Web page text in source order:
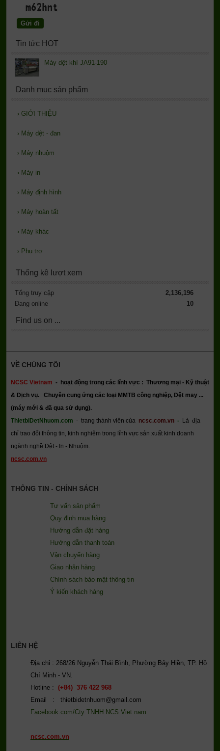
Tin tức HOT
Máy dệt khí JA91-190
Danh mục sản phẩm
› GIỚI THIỆU
› Máy dệt - đan
› Máy nhuộm
› Máy in
› Máy định hình
› Máy hoàn tất
› Máy khác
› Phụ trợ
Thống kê lượt xem
Tổng truy cập
2,136,196
Đang online
10
Find us on ...
VỀ CHÚNG TÔI
NCSC Vietnam - hoạt động trong các lĩnh vực : Thương mại - Kỹ thuật
& Dịch vụ. Chuyên cung ứng các loại MMTB công nghiệp, Dệt may ...
(máy mới & đã qua sử dụng).
ThietbiDetNhuom.com - trang thành viên của ncsc.com.vn- Là địa
chỉ trao đổi thông tin, kinh nghiệm trong lĩnh vực sản xuất kinh doanh
ngành nghề Dệt - In - Nhuộm.
ncsc.com.vn
THÔNG TIN - CHÍNH SÁCH
Tư vấn sản phẩm
Quy định mua hàng
Hướng dẫn đặt hàng
Hướng dẫn thanh toán
Vận chuyển hàng
Giao nhận hàng
Chính sách bảo mật thông tin
Ý kiến khách hàng
LIÊN HỆ
Địa chỉ : 268/26 Nguyễn Thái Bình, Phường Bảy Hiền, TP. Hồ
Chí Minh - VN.
Hotline : (+84) 376 422 968
Email : thietbidetnhuom@gmail.com
Facebook.com/Cty TNHH NCS Viet nam
ncsc.com.vn